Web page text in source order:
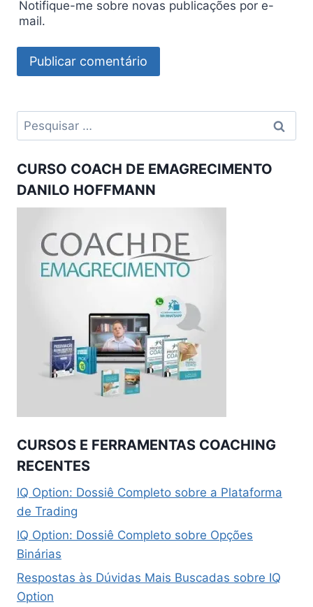
Notifique-me sobre novas publicações por e-
mail.
Pesquisar
por:
CURSO COACH DE EMAGRECIMENTO
DANILO HOFFMANN
CURSOS E FERRAMENTAS COACHING
RECENTES
IQ Option: Dossiê Completo sobre a Plataforma
de Trading
IQ Option: Dossiê Completo sobre Opções
Binárias
Respostas às Dúvidas Mais Buscadas sobre IQ
Option